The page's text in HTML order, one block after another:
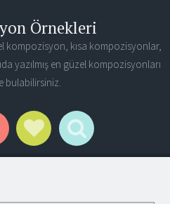
Örnekleri
kompozisyon, kısa kompozisyonlar,
yazılmış en güzel kompozisyonları
bulabilirsiniz.
Social Links
Search